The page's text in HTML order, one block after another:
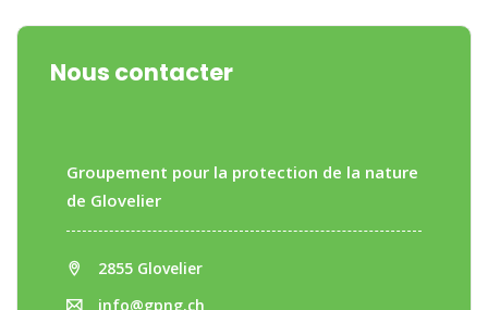
Nous contacter
Groupement pour la protection de la nature
de Glovelier
2855 Glovelier
info@gpng.ch